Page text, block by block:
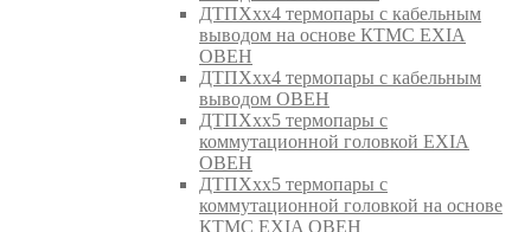
ДТПХхх4 термопары с кабельным
выводом на основе КТМС EXIA
ОВЕН
ДТПХхх4 термопары с кабельным
выводом ОВЕН
ДТПХхх5 термопары с
коммутационной головкой EXIA
ОВЕН
ДТПХхх5 термопары с
коммутационной головкой на основе
КТМС EXIA ОВЕН